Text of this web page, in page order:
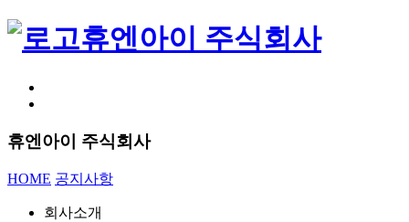
휴엔아이 주식회사
휴엔아이 주식회사
HOME 공지사항
회사소개